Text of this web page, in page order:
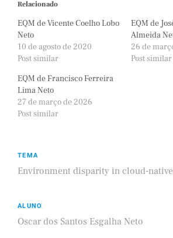
Relacionado
EQM de Vicente Coelho Lobo
Neto
10 de agosto de 2020
Post similar
EQM de
Almeida
26 de
Post similar
EQM de Francisco Ferreira
Lima Neto
27 de março de 2026
Post similar
TEMA
Environment disparity in cloud-
ALUNO
Oscar dos Santos Esgalha Neto